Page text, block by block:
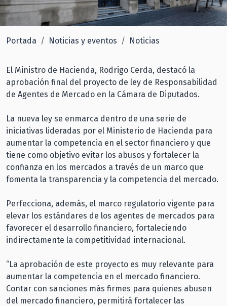
Portada Noticias y eventos Noticias
El Ministro de Hacienda, Rodrigo Cerda, destacó la
aprobación final del proyecto de ley de Responsabilidad
de Agentes de Mercado en la Cámara de Diputados.
La nueva ley se enmarca dentro de una serie de
iniciativas lideradas por el Ministerio de Hacienda para
aumentar la competencia en el sector financiero y que
tiene como objetivo evitar los abusos y fortalecer la
confianza en los mercados a través de un marco que
fomenta la transparencia y la competencia del mercado.
Perfecciona, además, el marco regulatorio vigente para
elevar los estándares de los agentes de mercados para
favorecer el desarrollo financiero, fortaleciendo
indirectamente la competitividad internacional.
“La aprobación de este proyecto es muy relevante para
aumentar la competencia en el mercado financiero.
Contar con sanciones más firmes para quienes abusen
del mercado financiero, permitirá fortalecer las